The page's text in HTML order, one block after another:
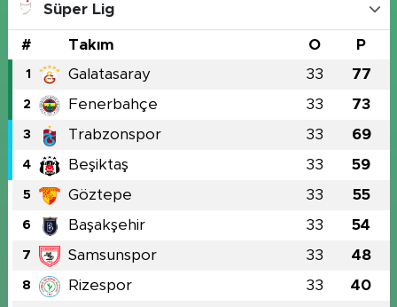
Süper Lig
# Takım O P
1 Galatasaray 33 77
2 Fenerbahçe 33 73
3 Trabzonspor 33 69
4 Beşiktaş 33 59
5 Göztepe 33 55
6 Başakşehir 33 54
7 Samsunspor 33 48
8 Rizespor 33 40